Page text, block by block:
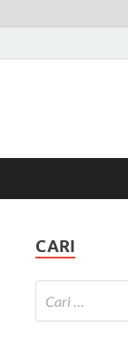
CARI